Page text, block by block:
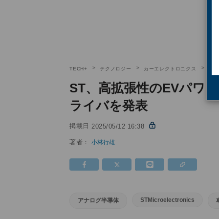
TECH+ テクノロジー カーエレクトロニクス
ST、高拡張性のEVパワ
ライバを発表
掲載日 2025/05/12 16:38
著者：小林行雄
アナログ半導体 STMicroelectronics